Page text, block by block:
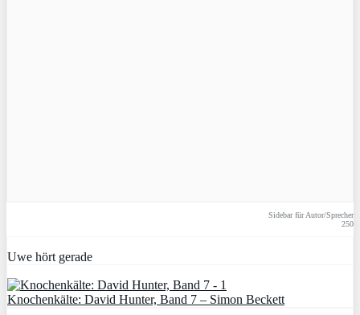
Sidebar für Autor/Sprecher
250
Uwe hört gerade
Knochenkälte: David Hunter, Band 7 – Simon Beckett